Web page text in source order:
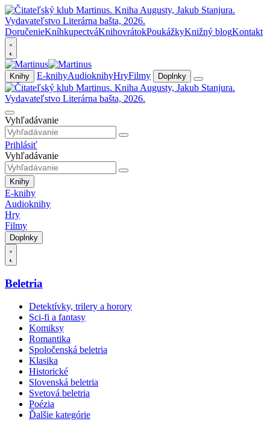
DoručenieKníhkupectváKnihovrátokPoukážkyKnižný blogKontakt
Knihy E-knihyAudioknihyHryFilmy Doplnky
Vyhľadávanie
Prihlásiť
Vyhľadávanie
Knihy
E-knihy
Audioknihy
Hry
Filmy
Doplnky
Beletria
Detektívky, trilery a horory
Sci-fi a fantasy
Komiksy
Romantika
Spoločenská beletria
Klasika
Historické
Slovenská beletria
Svetová beletria
Poézia
Ďalšie kategórie